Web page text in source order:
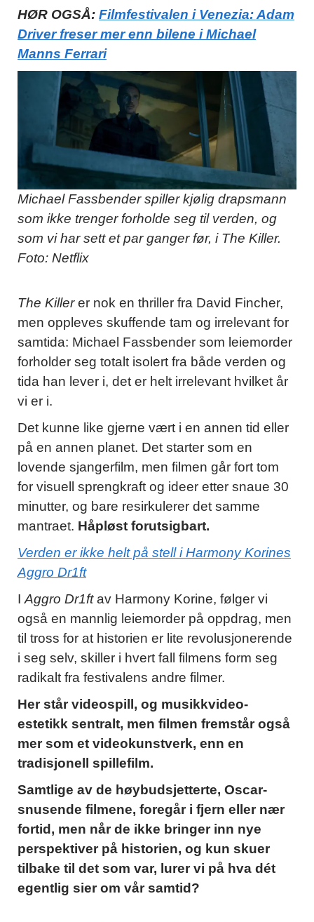
HØR OGSÅ: Filmfestivalen i Venezia: Adam
Driver freser mer enn bilene i Michael
Manns Ferrari
Michael Fassbender spiller kjølig drapsmann
som ikke trenger forholde seg til verden, og
som vi har sett et par ganger før, i The Killer.
Foto: Netflix
The Killerer nok en thriller fra David Fincher,
men oppleves skuffende tam og irrelevant for
samtida: Michael Fassbender som leiemorder
forholder seg totalt isolert fra både verden og
tida han lever i, det er helt irrelevant hvilket år
vi er i.
Det kunne like gjerne vært i en annen tid eller
på en annen planet. Det starter som en
lovende sjangerfilm, men filmen går fort tom
for visuell sprengkraft og ideer etter snaue 30
minutter, og bare resirkulerer det samme
mantraet. Håpløst forutsigbart.
Verden er ikke helt på stell i Harmony Korines
Aggro Dr1ft
I Aggro Dr1ftav Harmony Korine, følger vi
også en mannlig leiemorder på oppdrag, men
til tross for at historien er lite revolusjonerende
i seg selv, skiller i hvert fall filmens form seg
radikalt fra festivalens andre filmer.
Her står videospill, og musikkvideo-
estetikk sentralt, men filmen fremstår også
mer som et videokunstverk, enn en
tradisjonell spillefilm.
Samtlige av de høybudsjetterte, Oscar-
snusende filmene, foregår i fjern eller nær
fortid, men når de ikke bringer inn nye
perspektiver på historien, og kun skuer
tilbake til det som var, lurer vi på hva dét
egentlig sier om vår samtid?